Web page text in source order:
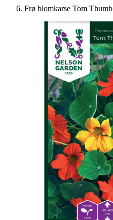
Frø blomkarse Tom Thumb